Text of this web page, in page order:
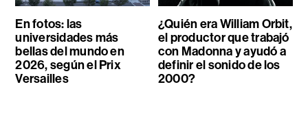
En fotos: las
universidades más
bellas del mundo en
2026, según el Prix
Versailles
¿Quién era William Orbit,
el productor que trabajó
con Madonna y ayudó a
definir el sonido de los
2000?